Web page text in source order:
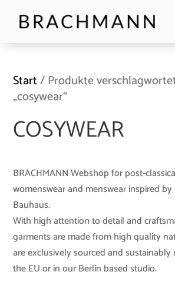
Start/ Produkte
„cosywear“
COSYWEAR
BRACHMANN Webshop for post-
womenswear and menswear inspired
Bauhaus.
With high attention to detail and
garments are made from high quality
are exclusively sourced and
the EU or in our Berlin based studio.